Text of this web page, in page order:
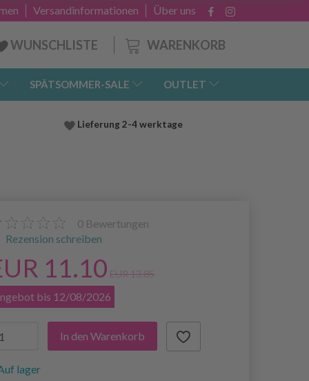
Über uns
Versandinformationen
WARENKORB
WUNSCHLISTE
SPÄTSOMMER-SALE OUTLET
Lieferung 2-4 werktage
0 Bewertungen
Rezension schreiben
11.10 EUR 13.85
bis 12/08/2026
In den Warenkorb
lager